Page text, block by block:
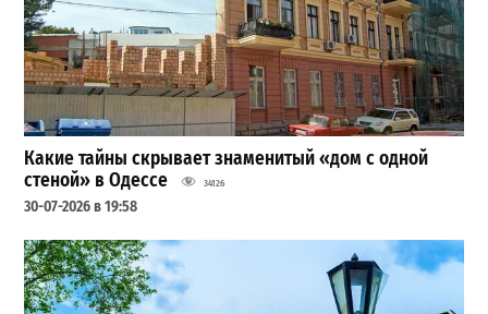
Какие тайны скрывает знаменитый «дом с одной
стеной» в Одессе
34126
30-07-2026 в 19:58